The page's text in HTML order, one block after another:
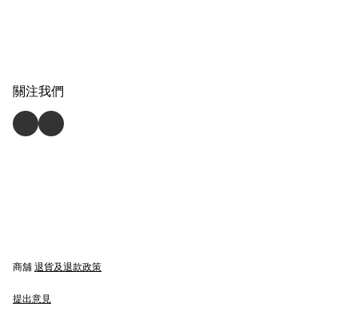
關注我們
商舖 退貨及退款政策
提出意見